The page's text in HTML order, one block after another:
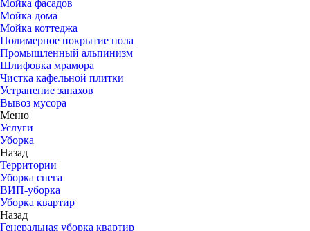
Мойка фасадов
Мойка дома
Мойка коттеджа
Полимерное покрытие пола
Промышленный альпинизм
Шлифовка мрамора
Чистка кафельной плитки
Устранение запахов
Вывоз мусора
Меню
Услуги
Уборка
Назад
Территории
Уборка снега
ВИП-уборка
Уборка квартир
Назад
Генеральная уборка квартир